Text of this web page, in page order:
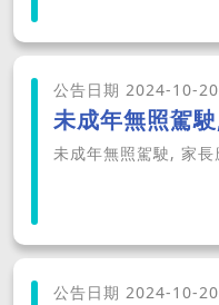
公告日期 2024-10-20
未成年無照駕
未成年無照駕駛, 家長
公告日期 2024-10-20